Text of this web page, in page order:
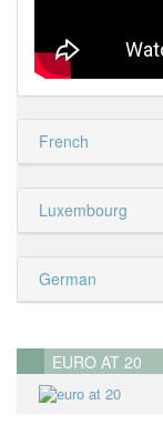
French
Luxembourg
German
EURO AT 20